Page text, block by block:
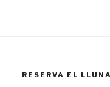
RESERVA EL